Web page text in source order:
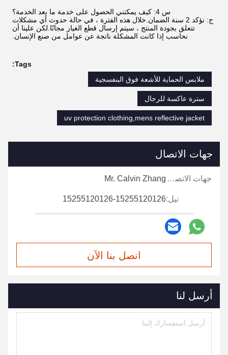
س 4: كيف يمكنني الحصول على خدمة ما بعد الخدمة؟
ج: نؤكد 2 سنة الضمان.خلال هذه الفترة ، في حالة حدوث أي مشكلات
تتعلق بجودة المنتج ، سيتم إرسال قطع الغيار مجانًا.لكن علينا أن
نحاسب إذا كانت المشكلة ناتجة عن عوامل من صنع الإنسان.
Tags:
ملابس الحماية للأشعة فوق البنفسجية
سترة عاكسة للرجال
uv protection clothing,mens reflective jacket
جهات الاتصال
جهات الاتصال: Mr. Calvin Zhang
تيل:15255120126-15255120126
اتصل بنا الآن
أرسل لنا